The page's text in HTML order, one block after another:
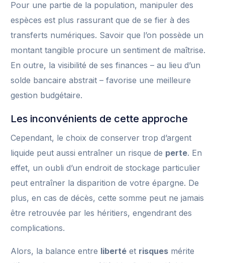
Pour une partie de la population, manipuler des
espèces est plus rassurant que de se fier à des
transferts numériques. Savoir que l’on possède un
montant tangible procure un sentiment de maîtrise.
En outre, la visibilité de ses finances – au lieu d’un
solde bancaire abstrait – favorise une meilleure
gestion budgétaire.
Les inconvénients de cette approche
Cependant, le choix de conserver trop d’argent
liquide peut aussi entraîner un risque de perte. En
effet, un oubli d’un endroit de stockage particulier
peut entraîner la disparition de votre épargne. De
plus, en cas de décès, cette somme peut ne jamais
être retrouvée par les héritiers, engendrant des
complications.
Alors, la balance entre liberté et risques mérite